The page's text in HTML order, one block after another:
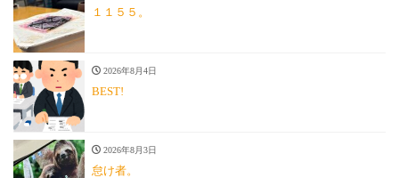
１１５５。
2026年8月4日
BEST!
2026年8月3日
怠け者。